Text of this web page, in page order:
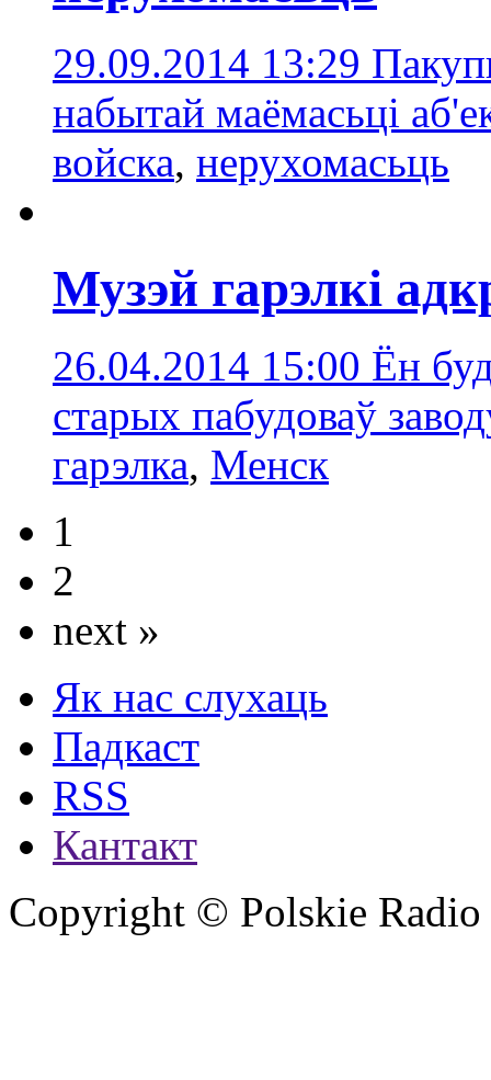
29.09.2014 13:29
набытай маёмасьці
войска, нерухомасьць
Музэй гарэлкі
26.04.2014 15:00 Ён
старых пабудоваў
гарэлка, Менск
1
2
next »
Як нас слухаць
Падкаст
RSS
Кантакт
Copyright © Polskie